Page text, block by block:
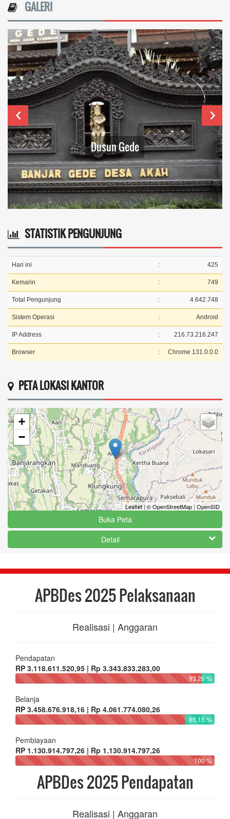
GALERI
Seni dan Budaya
STATISTIK PENGUNJUNG
Hari ini : 425
Kemarin : 749
Total Pengunjung : 4.642.748
Sistem Operasi : Android
IP Address : 216.73.216.247
Browser : Chrome 131.0.0.0
PETA LOKASI KANTOR
+
−
Leaflet|© OpenStreetMap|OpenSID
Buka Peta
Detail
APBDes 2025 Pelaksanaan
Realisasi | Anggaran
Pendapatan
RP 3.118.611.520,95 | Rp 3.343.833.283,00
93.26 %
Belanja
RP 3.458.676.918,16 | Rp 4.061.774.080,26
85.15 %
Pembiayaan
RP 1.130.914.797,26 | Rp 1.130.914.797,26
100 %
APBDes 2025 Pendapatan
Realisasi | Anggaran